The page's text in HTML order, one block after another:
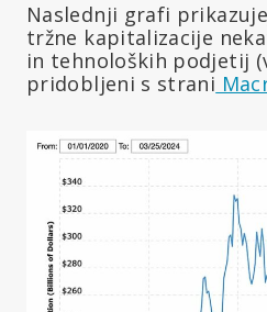
Naslednji grafi
tržne kapitalizacije
in tehnoloških podjetij
pridobljeni s strani